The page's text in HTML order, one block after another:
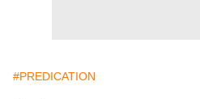
#PREDICATION